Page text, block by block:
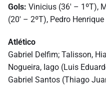
Gols: Vinicius (36′ – 1ºT),
(20′ – 2ºT), Pedro Henrique
Atlético
Gabriel Delfim; Talisson,
Nogueira, Iago (Luis
Gabriel Santos (Thiago